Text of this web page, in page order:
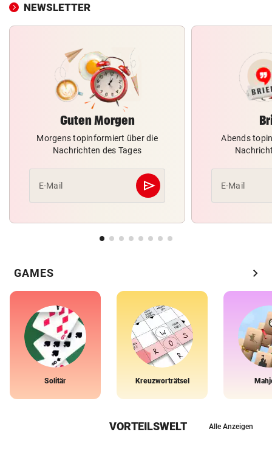
NEWSLETTER
Guten Morgen
Morgens topinformiert über die
Nachrichten des Tages
E-Mail send
Abschicken
Abends
E-Mail
GAMES chevron_right
Solitär Kreuzworträtsel
VORTEILSWELT Alle Anzeigen